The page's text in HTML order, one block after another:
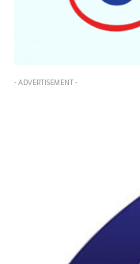
- ADVERTISEMENT -